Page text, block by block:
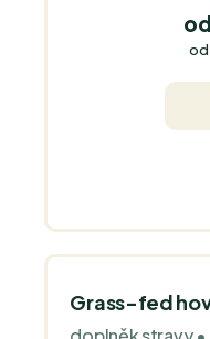
od
od
Grass-fed